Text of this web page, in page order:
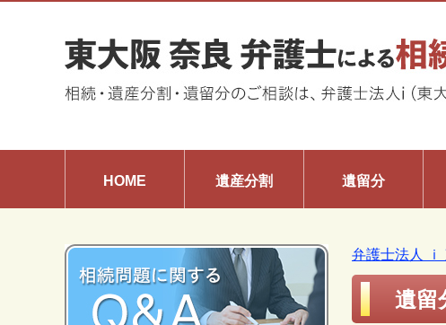
HOME 遺産分割 遺留分
弁護士法人
遺留